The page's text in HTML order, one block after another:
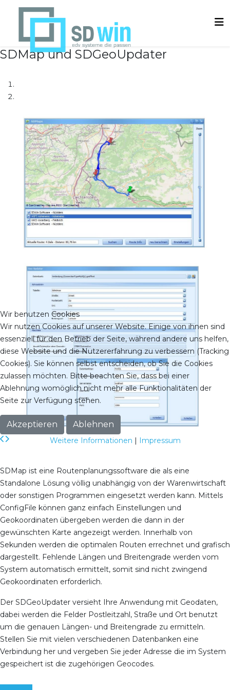
SDMap und SDGeoUpdater
SDMap ist eine Routenplanungssoftware die als eine
Standalone Lösung völlig unabhängig von der Warenwirtschaft
oder sonstigen Programmen eingesetzt werden kann. Mittels
ConfigFile können ganz einfach Einstellungen und
Geokoordinaten übergeben werden die dann in der
gewünschten Karte angezeigt werden. Innerhalb von
Sekunden werden die optimalen Routen errechnet und grafisch
dargestellt. Fehlende Längen und Breitengrade werden vom
System automatisch ermittelt, somit sind nicht zwingend
Geokoordinaten erforderlich.
Der SDGeoUpdater versieht Ihre Anwendung mit Geodaten,
dabei werden die Felder Postleitzahl, Straße und Ort benutzt
um die genauen Längen- und Breitengrade zu ermitteln.
Stellen Sie mit vielen verschiedenen Datenbanken eine
Verbindung her und vergeben Sie jeder Adresse die im System
gespeichert ist die zugehörigen Geocodes.
Wir benutzen Cookies
Wir nutzen Cookies auf unserer Website. Einige von ihnen sind
essenziell für den Betrieb der Seite, während andere uns helfen,
diese Website und die Nutzererfahrung zu verbessern (Tracking
Cookies). Sie können selbst entscheiden, ob Sie die Cookies
zulassen möchten. Bitte beachten Sie, dass bei einer
Ablehnung womöglich nicht mehr alle Funktionalitäten der
Seite zur Verfügung stehen.
Akzeptieren Ablehnen
Weitere Informationen | Impressum